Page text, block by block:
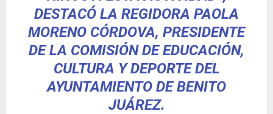
DESTACÓ LA REGIDORA PAOLA
MORENO CÓRDOVA, PRESIDENTE
DE LA COMISIÓN DE EDUCACIÓN,
CULTURA Y DEPORTE DEL
AYUNTAMIENTO DE BENITO
JUÁREZ.